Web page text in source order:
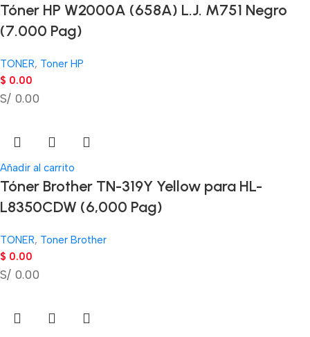
Tóner HP W2000A (658A) L.J. M751 Negro
(7.000 Pag)
TONER, Toner HP
$ 0.00
S/ 0.00
Añadir al carrito
Tóner Brother TN-319Y Yellow para HL-
L8350CDW (6,000 Pag)
TONER, Toner Brother
$ 0.00
S/ 0.00